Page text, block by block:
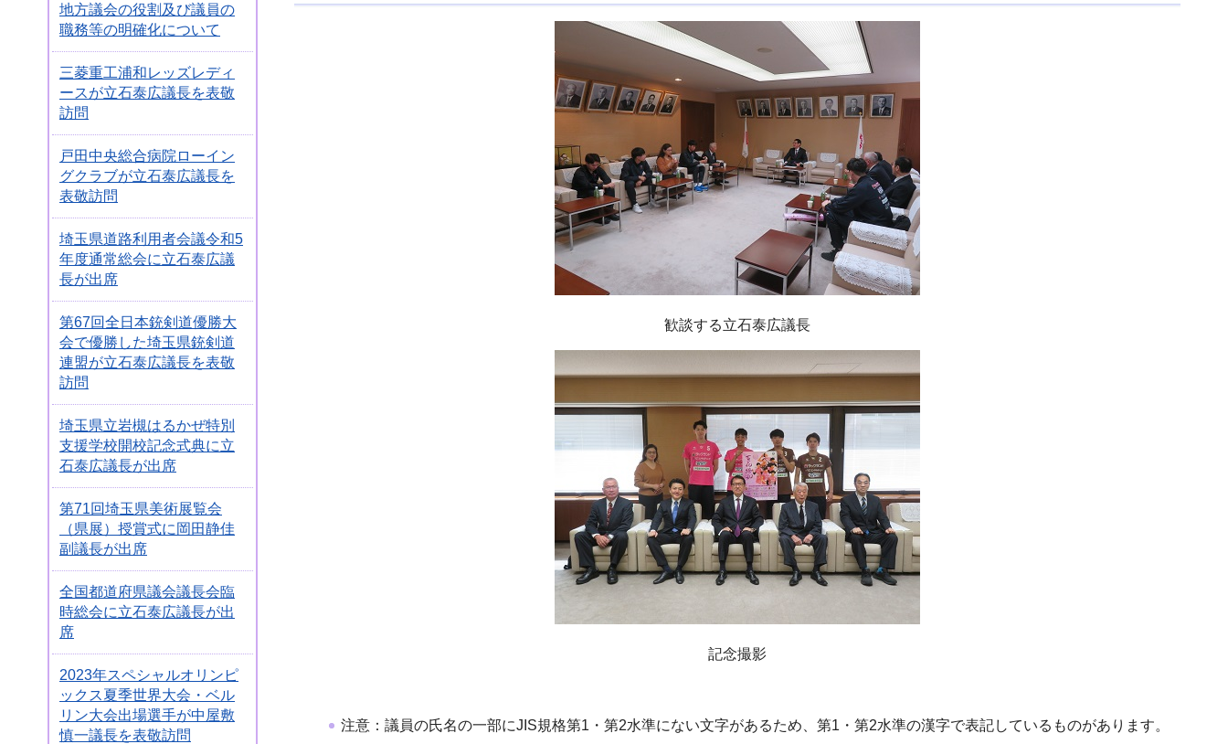
地方議会の役割及び議員の
職務等の明確化について
三菱重工浦和レッズレディ
ースが立石泰広議長を表敬
訪問
戸田中央総合病院ローイン
グクラブが立石泰広議長を
表敬訪問
埼玉県道路利用者会議令和5
年度通常総会に立石泰広議
長が出席
第67回全日本銃剣道優勝大
会で優勝した埼玉県銃剣道
連盟が立石泰広議長を表敬
訪問
埼玉県立岩槻はるかぜ特別
支援学校開校記念式典に立
石泰広議長が出席
第71回埼玉県美術展覧会
（県展）授賞式に岡田静佳
副議長が出席
全国都道府県議会議長会臨
時総会に立石泰広議長が出
席
2023年スペシャルオリンピ
ックス夏季世界大会・ベル
リン大会出場選手が中屋敷
慎一議長を表敬訪問
歓談する立石泰広議長
記念撮影
注意：議員の氏名の一部にJIS規格第1・第2水準にない文字があるため、第1・第2水準の漢字で表記しているものがあります。